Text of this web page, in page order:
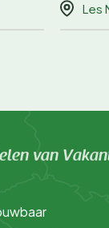
Les
van